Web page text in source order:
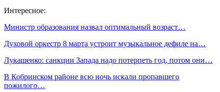
Интересное:
Министр образования назвал оптимальный возраст…
Духовой оркестр 8 марта устроит музыкальное дефиле на…
Лукашенко: санкции Запада надо потерпеть год, потом они…
В Кобринском районе всю ночь искали пропавшего
пожилого…